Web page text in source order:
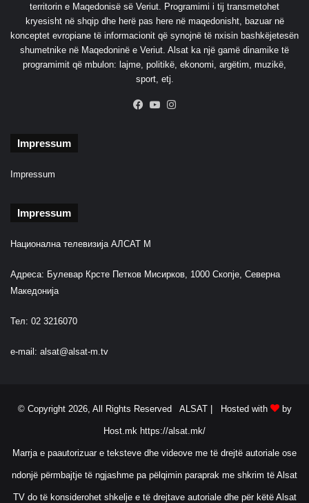
territorin e Maqedonisë së Veriut. Programimi i tij transmetohet
kryesisht në shqip dhe herë pas here në maqedonisht, bazuar në
konceptet evropiane të informacionit që synojnë të nxisin bashkëjetesën
shumetnike në Maqedoninë e Veriut. Alsat ka një gamë dinamike të
programimit që mbulon: lajme, politikë, ekonomi, argëtim, muzikë,
sport, etj.
Facebook
YouTube
Impressum
Impressum
Impressum
Национална телевизија АЛСАТ М
Адреса: Булевар Крсте Петков Мисирков, 1000 Скопје, Северна
Македонија
Тел: 02 3216070
e-mail: alsat@alsat-m.tv
© Copyright 2026, All Rights Reserved ALSAT | Hosted with by
Host.mk https://alsat.mk/
Marrja e paautorizuar e teksteve dhe videove me të drejtë autoriale ose
ndonjë përmbajtje të ngjashme pa pëlqimin paraprak me shkrim të Alsat
TV do të konsiderohet shkelje e të drejtave autoriale dhe për këtë Alsat